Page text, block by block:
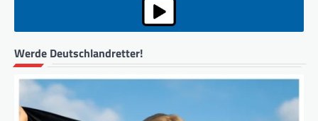
Werde Deutschlandretter!